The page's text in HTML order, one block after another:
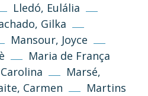
Lledó, Eulália
Gilka
Mansour, Joyce
Maria de França
Marsé,
Carmen
Martins